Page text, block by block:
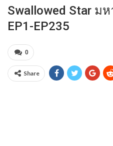
Swallowed Star ม
EP1-EP235
0
Share